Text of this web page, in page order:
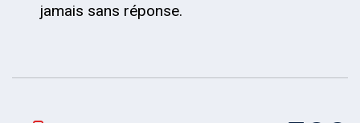
jamais sans réponse.